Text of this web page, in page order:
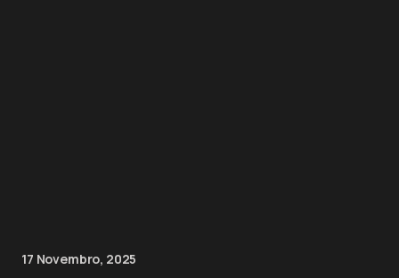
17 Novembro, 2025